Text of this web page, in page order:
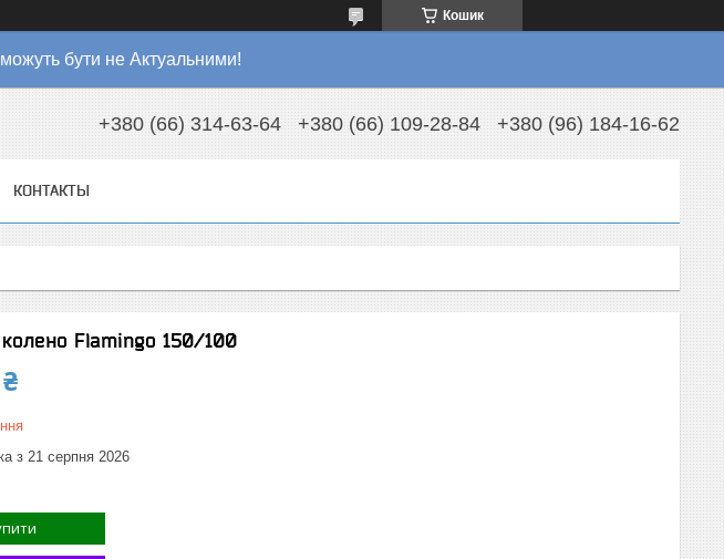
Кошик
можуть бути не Актуальними!
+380 (66) 314-63-64 +380 (66) 109-28-84 +380 (96) 184-16-62
КОНТАКТЫ
Flamingo 150/100
з 21 серпня 2026